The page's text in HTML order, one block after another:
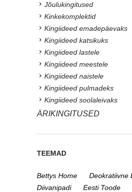
Jõulukingitused
Kinkekomplektid
Kingiideed emadepäevaks
Kingiideed katsikuks
Kingiideed lastele
Kingiideed meestele
Kingiideed naistele
Kingiideed pulmadeks
Kingiideed soolaleivaks
ÄRIKINGITUSED
TEEMAD
Bettys Home
Deokratiivne
Diivanipadi
Eesti Toode